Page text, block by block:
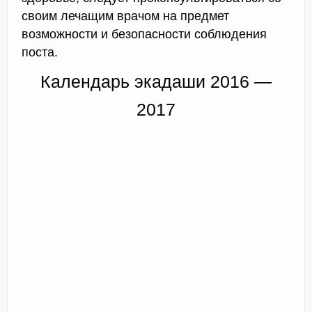
своим лечащим врачом на предмет
возможности и безопасности соблюдения
поста.
Календарь экадаши 2016 —
2017